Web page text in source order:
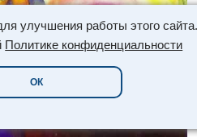
улучшения работы этого сайта.
Политике конфиденциальности
ОК